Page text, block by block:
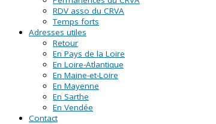
RDV asso du CRVA
Temps forts
Adresses utiles
Retour
En Pays de la Loire
En Loire-Atlantique
En Maine-et-Loire
En Mayenne
En Sarthe
En Vendée
Contact